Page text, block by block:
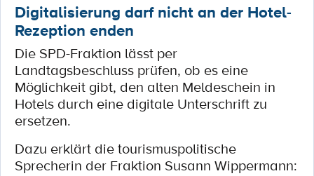
Digitalisierung darf nicht an der Hotel-
Rezeption enden
Die SPD-Fraktion lässt per
Landtagsbeschluss prüfen, ob es eine
Möglichkeit gibt, den alten Meldeschein in
Hotels durch eine digitale Unterschrift zu
ersetzen.
Dazu erklärt die tourismuspolitische
Sprecherin der Fraktion Susann Wippermann: